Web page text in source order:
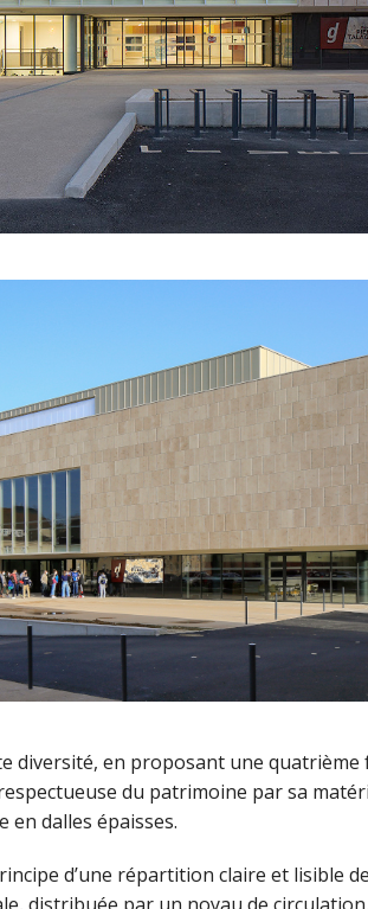
diversité, en proposant une
du patrimoine par sa
en dalles épaisses.
d’une répartition claire et lisible
distribuée par un noyau de